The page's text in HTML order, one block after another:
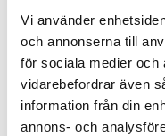
Vi använder
och annonserna till
för sociala medier och
vidarebefordrar även
information från din
annons- ochHem &